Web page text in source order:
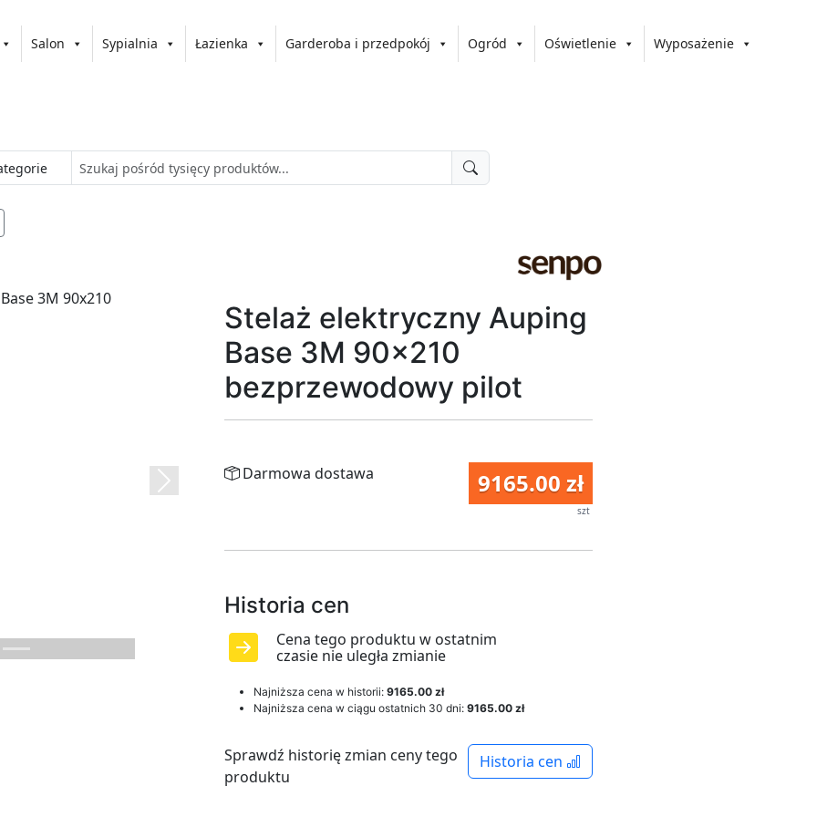
Salon Sypialnia Łazienka Garderoba i przedpokój Ogród Oświetlenie Wyposażenie
Next
Stelaż elektryczny Auping
Base 3M 90x210
bezprzewodowy pilot
9165.00 zł
szt
Darmowa dostawa
Historia cen
Cena tego produktu w ostatnim
czasie nie uległa zmianie
Najniższa cena w historii: 9165.00 zł
Najniższa cena w ciągu ostatnich 30 dni: 9165.00 zł
Historia cen
Sprawdź historię zmian ceny tego
produktu